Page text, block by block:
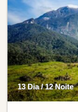
13 Dia / 12 Noite